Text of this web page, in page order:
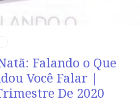
Falando o Que
Você Falar |
De 2020